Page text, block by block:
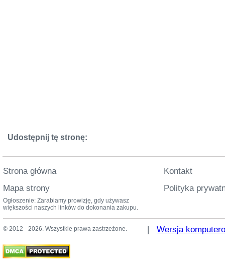
Udostępnij tę stronę:
Strona główna
Mapa strony
Kontakt
Polityka
Ogłoszenie: Zarabiamy prowizję, gdy używasz
większości naszych linków do dokonania zakupu.
© 2012 - 2026. Wszystkie prawa zastrzeżone. | Wersja